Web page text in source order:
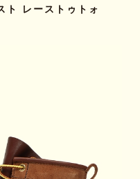
ト レーストゥトォ